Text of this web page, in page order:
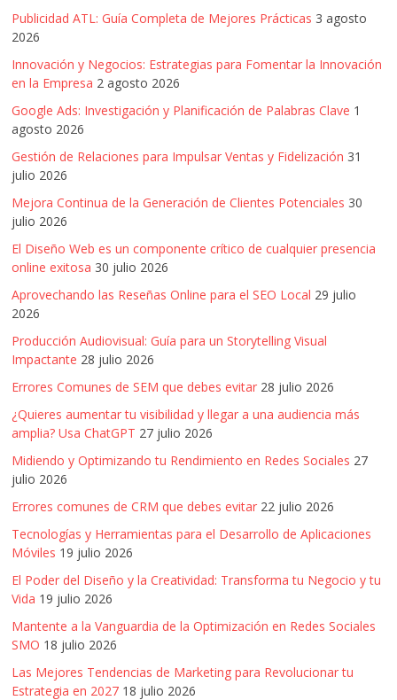
Publicidad ATL: Guía Completa de Mejores Prácticas 3 agosto
2026
Innovación y Negocios: Estrategias para Fomentar la Innovación
en la Empresa 2 agosto 2026
Google Ads: Investigación y Planificación de Palabras Clave 1
agosto 2026
Gestión de Relaciones para Impulsar Ventas y Fidelización 31
julio 2026
Mejora Continua de la Generación de Clientes Potenciales 30
julio 2026
El Diseño Web es un componente crítico de cualquier presencia
online exitosa 30 julio 2026
Aprovechando las Reseñas Online para el SEO Local 29 julio
2026
Producción Audiovisual: Guía para un Storytelling Visual
Impactante 28 julio 2026
Errores Comunes de SEM que debes evitar 28 julio 2026
¿Quieres aumentar tu visibilidad y llegar a una audiencia más
amplia? Usa ChatGPT 27 julio 2026
Midiendo y Optimizando tu Rendimiento en Redes Sociales 27
julio 2026
Errores comunes de CRM que debes evitar 22 julio 2026
Tecnologías y Herramientas para el Desarrollo de Aplicaciones
Móviles 19 julio 2026
El Poder del Diseño y la Creatividad: Transforma tu Negocio y tu
Vida 19 julio 2026
Mantente a la Vanguardia de la Optimización en Redes Sociales
SMO 18 julio 2026
Las Mejores Tendencias de Marketing para Revolucionar tu
Estrategia en 2027 18 julio 2026